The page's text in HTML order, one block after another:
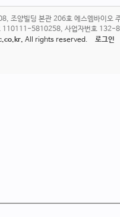
조양빌딩 본관 206호 에스엠바이오
110111-5810258, 사업자번호
All rights reserved. 로그인